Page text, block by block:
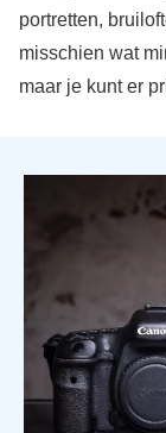
portretten,
misschien wat
maar je kunt er